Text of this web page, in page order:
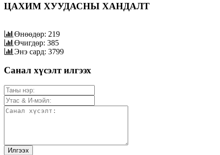
ЦАХИМ ХУУДАСНЫ ХАНДАЛТ
Өнөөдөр: 219
Өчигдөр: 385
Энэ сард: 3799
Санал хүсэлт илгээх